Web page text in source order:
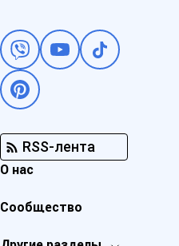
RSS-лента
О нас
Сообщество